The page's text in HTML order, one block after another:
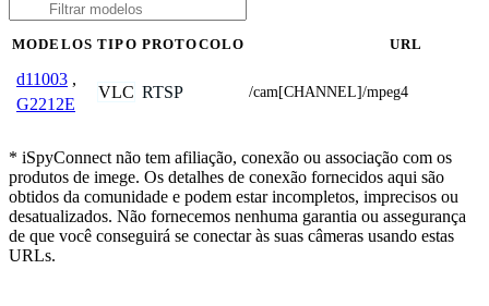
MODELOS TIPO PROTOCOLO URL
d11003 ,
G2212E
VLC RTSP /cam[CHANNEL]/mpeg4
* iSpyConnect não tem afiliação, conexão ou associação com os
produtos de imege. Os detalhes de conexão fornecidos aqui são
obtidos da comunidade e podem estar incompletos, imprecisos ou
desatualizados. Não fornecemos nenhuma garantia ou assegurança
de que você conseguirá se conectar às suas câmeras usando estas
URLs.